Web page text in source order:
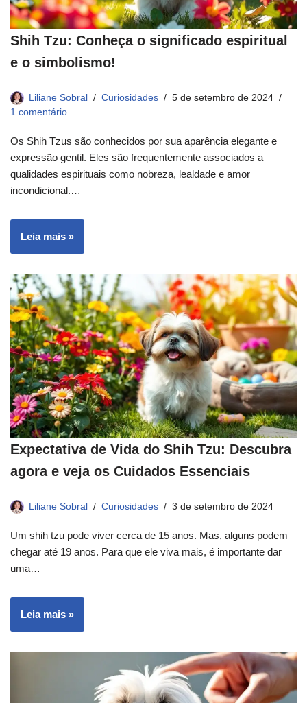
Shih Tzu: Conheça o significado espiritual
e o simbolismo!
Liliane Sobral Curiosidades
5 de setembro de 2024
1 comentário
Os Shih Tzus são conhecidos por sua aparência elegante e
expressão gentil. Eles são frequentemente associados a
qualidades espirituais como nobreza, lealdade e amor
incondicional.…
Leia mais »
Expectativa de Vida do Shih Tzu: Descubra
agora e veja os Cuidados Essenciais
Liliane Sobral Curiosidades 3 de setembro de 2024
Um shih tzu pode viver cerca de 15 anos. Mas, alguns podem
chegar até 19 anos. Para que ele viva mais, é importante dar
uma…
Leia mais »